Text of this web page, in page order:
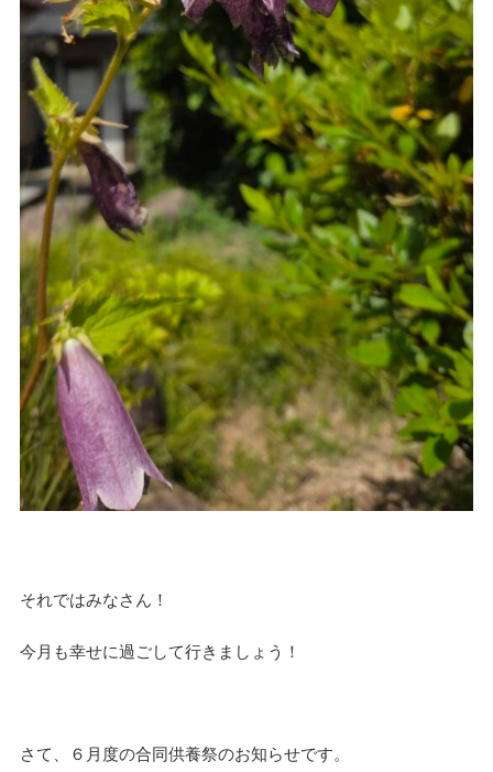
それではみなさん！
今月も幸せに過ごして行きましょう！
さて、６月度の合同供養祭のお知らせです。